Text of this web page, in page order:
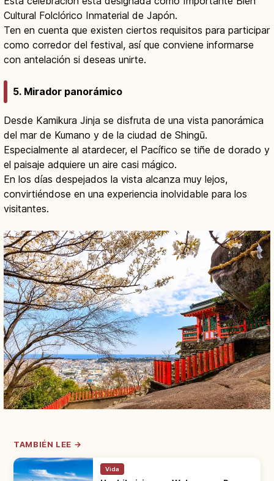
Cultural Folclórico Inmaterial de Japón.
Ten en cuenta que existen ciertos requisitos para participar
como corredor del festival, así que conviene informarse
con antelación si deseas unirte.
5. Mirador panorámico
Desde Kamikura Jinja se disfruta de una vista panorámica
del mar de Kumano y de la ciudad de Shingū.
Especialmente al atardecer, el Pacífico se tiñe de dorado y
el paisaje adquiere un aire casi mágico.
En los días despejados la vista alcanza muy lejos,
convirtiéndose en una experiencia inolvidable para los
visitantes.
TAMBIÉN LEE →
Vida